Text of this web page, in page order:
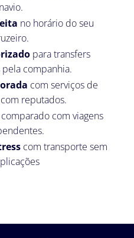
navio.
no horário do seu
para transfers
pela companhia.
com serviços de
reputados.
comparado com viagens
com transporte sem